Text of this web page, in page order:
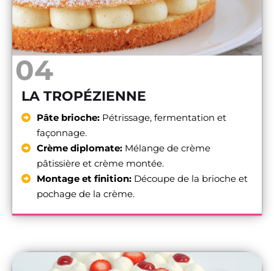
04
LA TROPÉZIENNE
Pâte brioche: Pétrissage, fermentation et
façonnage.
Crème diplomate: Mélange de crème
pâtissière et crème montée.
Montage et finition: Découpe de la brioche et
pochage de la crème.